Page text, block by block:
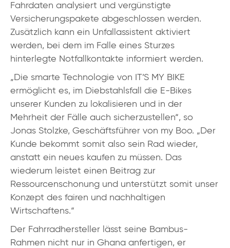
Fahrdaten analysiert und vergünstigte
Versicherungspakete abgeschlossen werden.
Zusätzlich kann ein Unfallassistent aktiviert
werden, bei dem im Falle eines Sturzes
hinterlegte Notfallkontakte informiert werden.
„Die smarte Technologie von IT’S MY BIKE
ermöglicht es, im Diebstahlsfall die E-Bikes
unserer Kunden zu lokalisieren und in der
Mehrheit der Fälle auch sicherzustellen“, so
Jonas Stolzke, Geschäftsführer von my Boo. „Der
Kunde bekommt somit also sein Rad wieder,
anstatt ein neues kaufen zu müssen. Das
wiederum leistet einen Beitrag zur
Ressourcenschonung und unterstützt somit unser
Konzept des fairen und nachhaltigen
Wirtschaftens.“
Der Fahrradhersteller lässt seine Bambus-
Rahmen nicht nur in Ghana anfertigen, er